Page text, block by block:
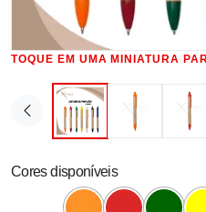
TOQUE EM UMA MINIATURA
Cores disponíveis